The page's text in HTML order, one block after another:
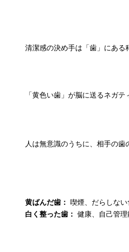
清潔感の決め手は「歯」にある
「黄色い歯」が脳に送るネガテ
人は無意識のうちに、相手の歯
黄ばんだ歯： 喫煙、だらしな
白く整った歯： 健康、自己管